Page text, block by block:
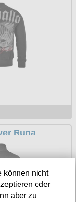
Runa
können nicht
oder
aber zu